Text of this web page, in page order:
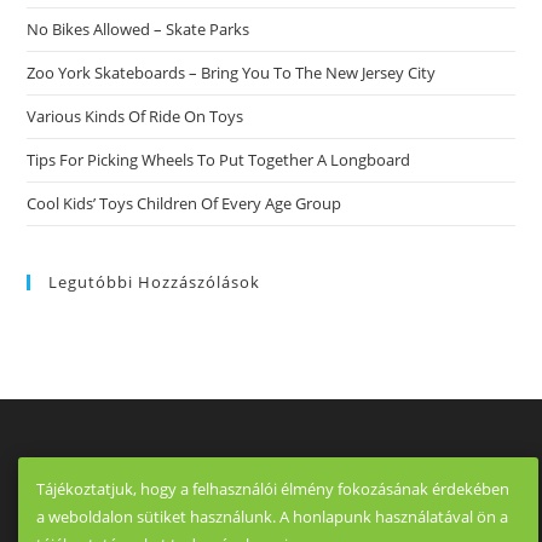
No Bikes Allowed – Skate Parks
Zoo York Skateboards – Bring You To The New Jersey City
Various Kinds Of Ride On Toys
Tips For Picking Wheels To Put Together A Longboard
Cool Kids’ Toys Children Of Every Age Group
Legutóbbi Hozzászólások
Tájékoztatjuk, hogy a felhasználói élmény fokozásának érdekében
a weboldalon sütiket használunk. A honlapunk használatával ön a